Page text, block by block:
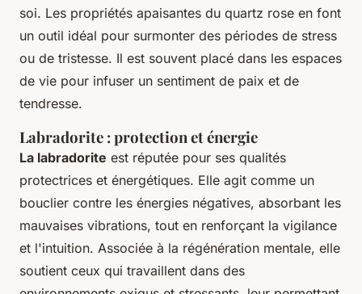
soi. Les propriétés apaisantes du quartz rose en font
un outil idéal pour surmonter des périodes de stress
ou de tristesse. Il est souvent placé dans les espaces
de vie pour infuser un sentiment de paix et de
tendresse.
Labradorite : protection et énergie
La labradorite est réputée pour ses qualités
protectrices et énergétiques. Elle agit comme un
bouclier contre les énergies négatives, absorbant les
mauvaises vibrations, tout en renforçant la vigilance
et l'intuition. Associée à la régénération mentale, elle
soutient ceux qui travaillent dans des